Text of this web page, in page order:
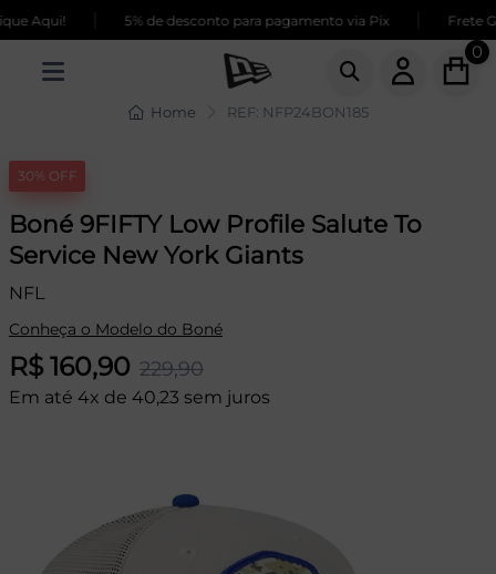
Aqui! 5% de desconto para pagamento via Pix Frete
0
Home REF: NFP24BON185
30% OFF
Boné 9FIFTY Low Profile Salute To
Service New York Giants
NFL
Conheça o Modelo do Boné
R$ 160,90 229,90
Em até 4x de 40,23 sem juros